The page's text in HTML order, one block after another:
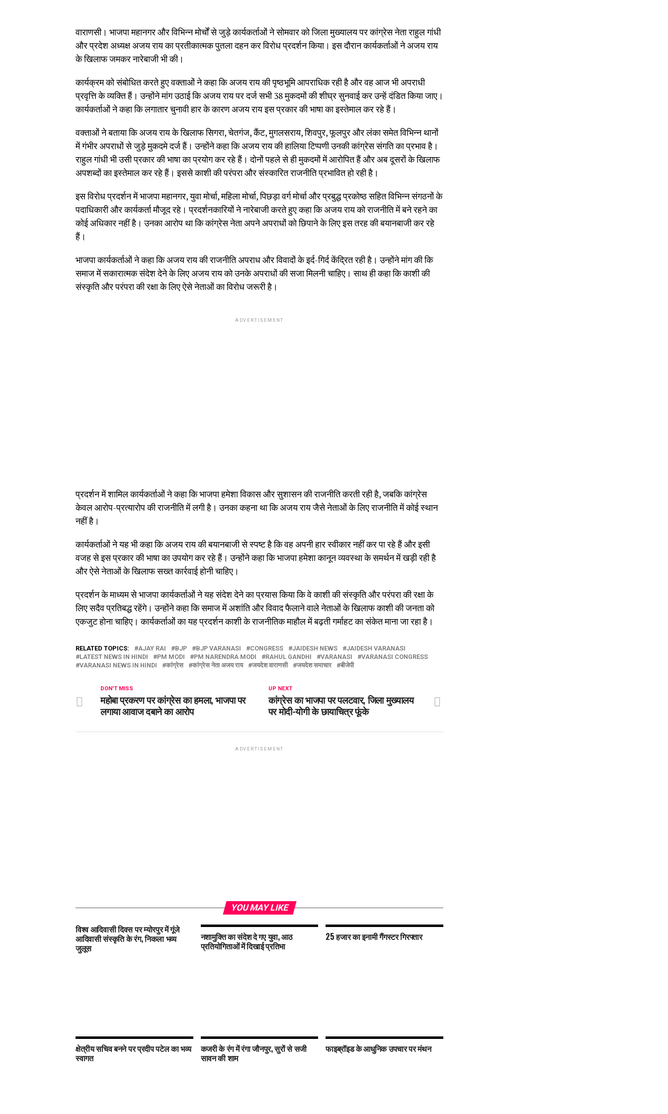
वाराणसी। भाजपा महानगर और विभिन्न मोर्चों से जुड़े कार्यकर्ताओं ने सोमवार को जिला मुख्यालय पर कांग्रेस नेता राहुल गांधी
और प्रदेश अध्यक्ष अजय राय का प्रतीकात्मक पुतला दहन कर विरोध प्रदर्शन किया। इस दौरान कार्यकर्ताओं ने अजय राय
के खिलाफ जमकर नारेबाजी भी की।
कार्यक्रम को संबोधित करते हुए वक्ताओं ने कहा कि अजय राय की पृष्ठभूमि आपराधिक रही है और वह आज भी अपराधी
प्रवृत्ति के व्यक्ति हैं। उन्होंने मांग उठाई कि अजय राय पर दर्ज सभी 38 मुकदमों की शीघ्र सुनवाई कर उन्हें दंडित किया जाए।
कार्यकर्ताओं ने कहा कि लगातार चुनावी हार के कारण अजय राय इस प्रकार की भाषा का इस्तेमाल कर रहे हैं।
वक्ताओं ने बताया कि अजय राय के खिलाफ सिगरा, चेतगंज, कैंट, मुगलसराय, शिवपुर, फूलपुर और लंका समेत विभिन्न थानों
में गंभीर अपराधों से जुड़े मुकदमे दर्ज हैं। उन्होंने कहा कि अजय राय की हालिया टिप्पणी उनकी कांग्रेस संगति का प्रभाव है।
राहुल गांधी भी उसी प्रकार की भाषा का प्रयोग कर रहे हैं। दोनों पहले से ही मुकदमों में आरोपित हैं और अब दूसरों के खिलाफ
अपशब्दों का इस्तेमाल कर रहे हैं। इससे काशी की परंपरा और संस्कारित राजनीति प्रभावित हो रही है।
इस विरोध प्रदर्शन में भाजपा महानगर, युवा मोर्चा, महिला मोर्चा, पिछड़ा वर्ग मोर्चा और प्रबुद्ध प्रकोष्ठ सहित विभिन्न संगठनों के
पदाधिकारी और कार्यकर्ता मौजूद रहे। प्रदर्शनकारियों ने नारेबाजी करते हुए कहा कि अजय राय को राजनीति में बने रहने का
कोई अधिकार नहीं है। उनका आरोप था कि कांग्रेस नेता अपने अपराधों को छिपाने के लिए इस तरह की बयानबाजी कर रहे
हैं।
भाजपा कार्यकर्ताओं ने कहा कि अजय राय की राजनीति अपराध और विवादों के इर्द-गिर्द केंद्रित रही है। उन्होंने मांग की कि
समाज में सकारात्मक संदेश देने के लिए अजय राय को उनके अपराधों की सजा मिलनी चाहिए। साथ ही कहा कि काशी की
संस्कृति और परंपरा की रक्षा के लिए ऐसे नेताओं का विरोध जरूरी है।
ADVERTISEMENT
प्रदर्शन में शामिल कार्यकर्ताओं ने कहा कि भाजपा हमेशा विकास और सुशासन की राजनीति करती रही है, जबकि कांग्रेस
केवल आरोप-प्रत्यारोप की राजनीति में लगी है। उनका कहना था कि अजय राय जैसे नेताओं के लिए राजनीति में कोई स्थान
नहीं है।
कार्यकर्ताओं ने यह भी कहा कि अजय राय की बयानबाजी से स्पष्ट है कि वह अपनी हार स्वीकार नहीं कर पा रहे हैं और इसी
वजह से इस प्रकार की भाषा का उपयोग कर रहे हैं। उन्होंने कहा कि भाजपा हमेशा कानून व्यवस्था के समर्थन में खड़ी रही है
और ऐसे नेताओं के खिलाफ सख्त कार्रवाई होनी चाहिए।
प्रदर्शन के माध्यम से भाजपा कार्यकर्ताओं ने यह संदेश देने का प्रयास किया कि वे काशी की संस्कृति और परंपरा की रक्षा के
लिए सदैव प्रतिबद्ध रहेंगे। उन्होंने कहा कि समाज में अशांति और विवाद फैलाने वाले नेताओं के खिलाफ काशी की जनता को
एकजुट होना चाहिए। कार्यकर्ताओं का यह प्रदर्शन काशी के राजनीतिक माहौल में बढ़ती गर्माहट का संकेत माना जा रहा है।
RELATED TOPICS: AJAY RAI BJP BJP VARANASI CONGRESS JAIDESH NEWS
JAIDESH VARANASI
LATEST NEWS IN HINDI
PM MODI PM NARENDRA MODI RAHUL GANDHI VARANASI
VARANASI CONGRESS
VARANASI NEWS IN HINDI
कांग्रेस कांग्रेस नेता अजय राय जयदेश वाराणसी जयदेश समाचार बीजेपी
UP NEXT
कांग्रेस का भाजपा पर पलटवार, जिला मुख्यालय
पर मोदी-योगी के छायाचित्र फूंके
DON'T MISS
महोबा प्रकरण पर कांग्रेस का हमला, भाजपा पर
लगाया आवाज दबाने का आरोप
ADVERTISEMENT
YOU MAY LIKE
विश्व आदिवासी दिवस पर म्योरपुर में गूंजे
आदिवासी संस्कृति के रंग, निकला भव्य
जुलूस
नशामुक्ति का संदेश दे गए युवा, आठ
प्रतियोगिताओं में दिखाई प्रतिभा
25 हजार का इनामी गैंगस्टर गिरफ्तार
क्षेत्रीय सचिव बनने पर प्रदीप पटेल का भव्य
स्वागत
कजरी के रंग में रंगा जौनपुर, सुरों से सजी
सावन की शाम
फाइब्रॉइड के आधुनिक उपचार पर मंथन